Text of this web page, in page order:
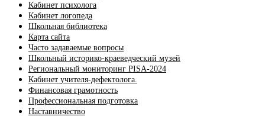
Кабинет психолога
Кабинет логопеда
Школьная библиотека
Карта сайта
Часто задаваемые вопросы
Школьный историко-краеведческий музей
Региональный мониторинг PISA-2024
Кабинет учителя-дефектолога.
Финансовая грамотность
Профессиональная подготовка
Наставничество